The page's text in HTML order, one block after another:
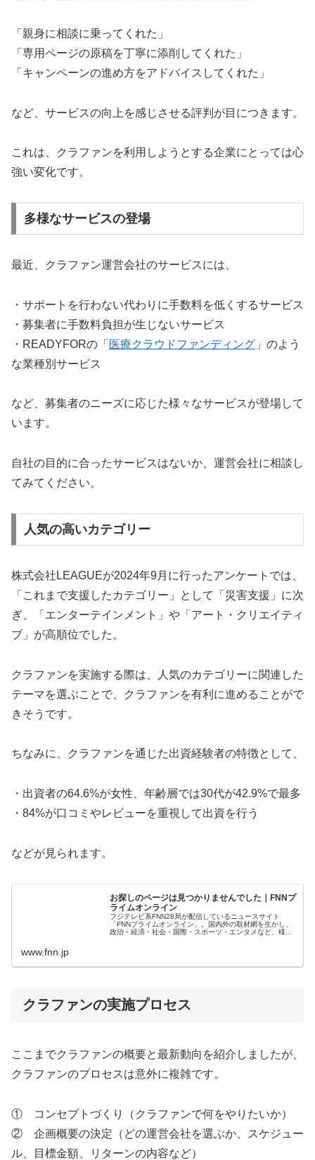
「親身に相談に乗ってくれた」
「専用ページの原稿を丁寧に添削してくれた」
「キャンペーンの進め方をアドバイスしてくれた」
など、サービスの向上を感じさせる評判が目につきます。
これは、クラファンを利用しようとする企業にとっては心
強い変化です。
多様なサービスの登場
最近、クラファン運営会社のサービスには、
・サポートを行わない代わりに手数料を低くするサービス
・募集者に手数料負担が生じないサービス
・READYFORの「 医療クラウドファンディング 」のよう
な業種別サービス
など、募集者のニーズに応じた様々なサービスが登場して
います。
自社の目的に合ったサービスはないか、運営会社に相談し
てみてください。
人気の高いカテゴリー
株式会社LEAGUEが2024年9月に行ったアンケートでは、
「これまで支援したカテゴリー」として「災害支援」に次
ぎ、「エンターテインメント」や「アート・クリエイティ
ブ」が高順位でした。
クラファンを実施する際は、人気のカテゴリーに関連した
テーマを選ぶことで、クラファンを有利に進めることがで
きそうです。
ちなみに、クラファンを通じた出資経験者の特徴として、
・出資者の64.6%が女性、年齢層では30代が42.9%で最多
・84%が口コミやレビューを重視して出資を行う
などが見られます。
お探しのページは見つかりませんでした｜FNNプ
ライムオンライン
フジテレビ系FNN28局が配信しているニュースサイト
「FNNプライムオンライン」。国内外の取材網を生かし、
政治・経済・社会・国際・スポーツ・エンタメなど、様々
www.fnn.jp
クラファンの実施プロセス
ここまでクラファンの概要と最新動向を紹介しましたが、
クラファンのプロセスは意外に複雑です。
① コンセプトづくり（クラファンで何をやりたいか）
② 企画概要の決定（どの運営会社を選ぶか、スケジュー
ル、目標金額、リターンの内容など）